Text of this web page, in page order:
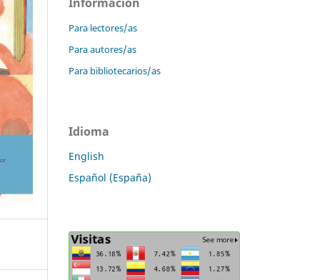
Para lectores/as
Para autores/as
Para bibliotecarios/as
Idioma
English
Español (España)